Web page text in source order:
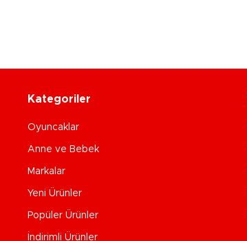
Kategoriler
Oyuncaklar
Anne ve Bebek
Markalar
Yeni Ürünler
Popüler Ürünler
İndirimli Ürünler